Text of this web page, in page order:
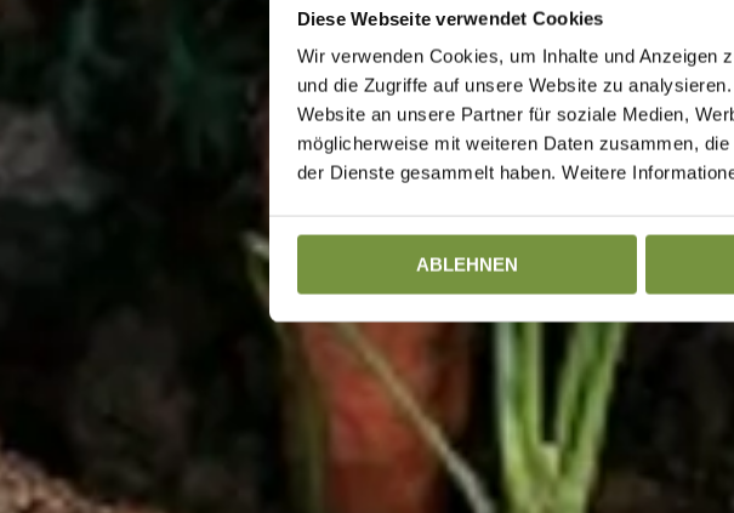
Diese Webseite verwendet Cookies
Wir verwenden Cookies, um Inhalte und Anzeigen
und die Zugriffe auf unsere Website zu
Website an unsere Partner für soziale Medien,
möglicherweise mit weiteren Daten zusammen,
der Dienste gesammelt haben. Weitere
ABLEHNEN